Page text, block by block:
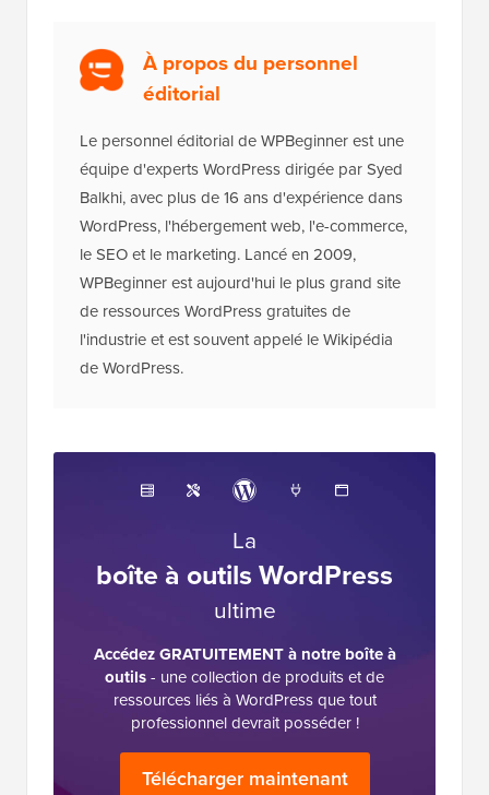
À propos du personnel
éditorial
Le personnel éditorial de WPBeginner est une
équipe d'experts WordPress dirigée par Syed
Balkhi, avec plus de 16 ans d'expérience dans
WordPress, l'hébergement web, l'e-commerce,
le SEO et le marketing. Lancé en 2009,
WPBeginner est aujourd'hui le plus grand site
de ressources WordPress gratuites de
l'industrie et est souvent appelé le Wikipédia
de WordPress.
La
boîte à outils WordPress
ultime
Accédez GRATUITEMENT à notre boîte à
outils- une collection de produits et de
ressources liés à WordPress que tout
professionnel devrait posséder !
Télécharger maintenant